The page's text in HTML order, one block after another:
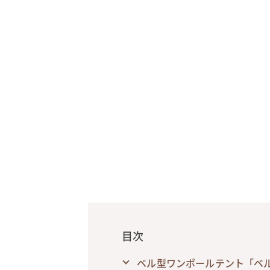
目次
ベル型ワンポールテント「ベ